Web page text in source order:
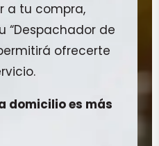
a tu compra,
“Despachador de
ofrecerte
domicilio es más